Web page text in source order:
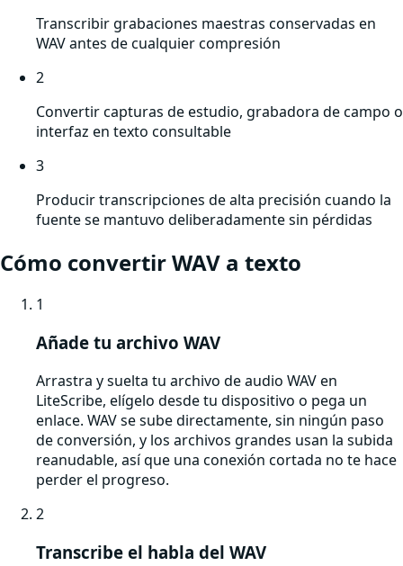
Transcribir grabaciones maestras conservadas en
WAV antes de cualquier compresión
2
Convertir capturas de estudio, grabadora de campo o
interfaz en texto consultable
3
Producir transcripciones de alta precisión cuando la
fuente se mantuvo deliberadamente sin pérdidas
Cómo convertirWAV a texto
1
Añade tu archivo WAV
Arrastra y suelta tu archivo de audio WAV en
LiteScribe, elígelo desde tu dispositivo o pega un
enlace. WAV se sube directamente, sin ningún paso
de conversión, y los archivos grandes usan la subida
reanudable, así que una conexión cortada no te hace
perder el progreso.
2
Transcribe el habla del WAV